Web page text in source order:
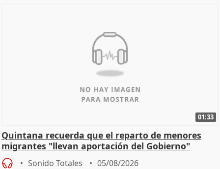
01:33
Quintana recuerda que el reparto de menores
migrantes "llevan aportación del Gobierno"
central
Sonido Totales 05/08/2026